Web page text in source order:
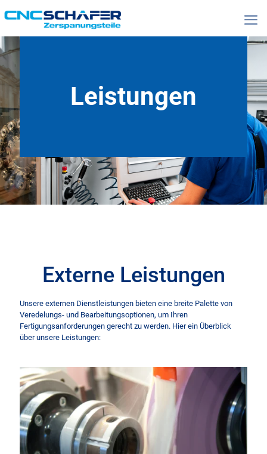
Leistungen
Externe Leistungen
Unsere externen Dienstleistungen bieten eine breite Palette von
Veredelungs- und Bearbeitungsoptionen, um Ihren
Fertigungsanforderungen gerecht zu werden. Hier ein Überblick
über unsere Leistungen: